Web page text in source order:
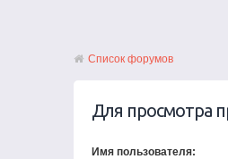
Список форумов
Для просмотра
Имя пользователя: